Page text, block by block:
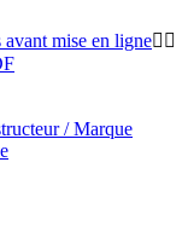
mise en ligne 
/ Marque